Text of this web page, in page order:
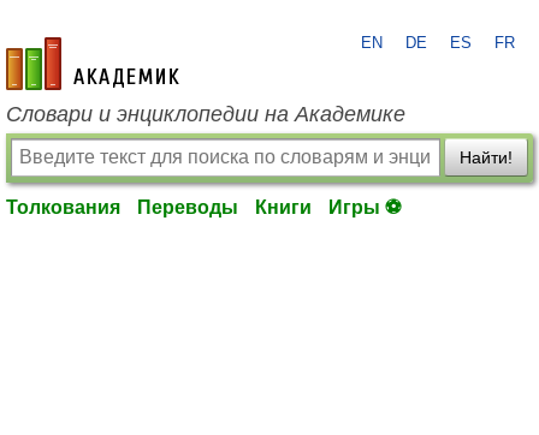
academic.ru
EN DE ES FR
Словари и энциклопедии на Академике
Найти!
Толкования Переводы Книги Игры ⚽